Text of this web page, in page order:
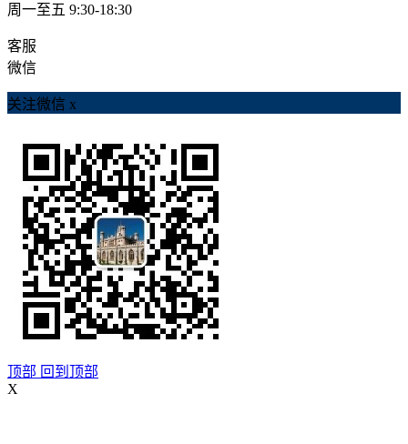
周一至五 9:30-18:30
客服
微信
关注微信 x
顶部 回到顶部
X